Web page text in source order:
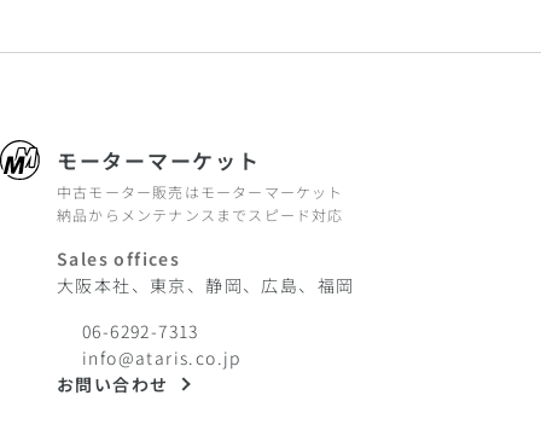
モーターマーケット
中古モーター販売はモーターマーケット
納品からメンテナンスまでスピード対応
Sales offices
大阪本社、東京、静岡、広島、福岡
06-6292-7313
info@ataris.co.jp
お問い合わせ